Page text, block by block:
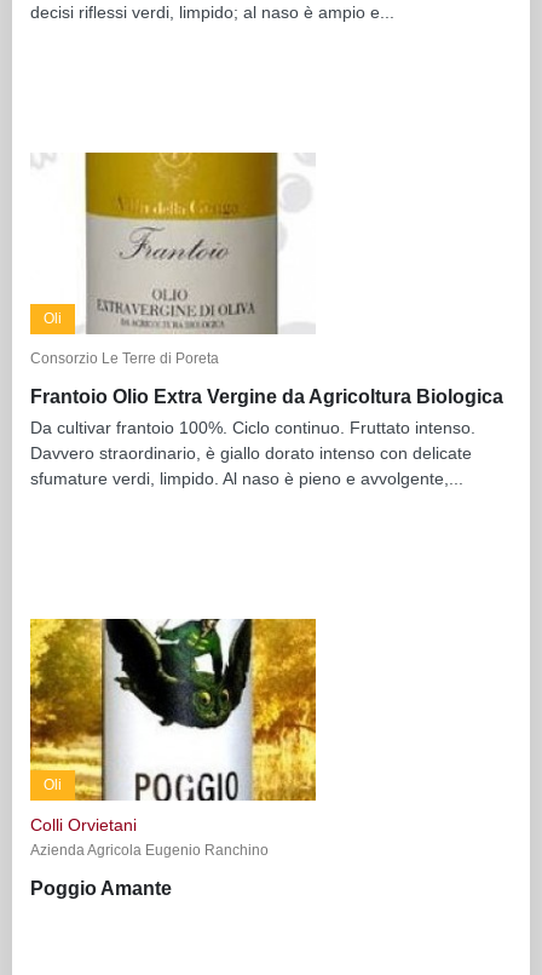
decisi riflessi verdi, limpido; al naso è ampio e...
Oli
Consorzio Le Terre di Poreta
Frantoio Olio Extra Vergine da Agricoltura Biologica
Da cultivar frantoio 100%. Ciclo continuo. Fruttato intenso.
Davvero straordinario, è giallo dorato intenso con delicate
sfumature verdi, limpido. Al naso è pieno e avvolgente,...
Oli
Colli Orvietani
Azienda Agricola Eugenio Ranchino
Poggio Amante